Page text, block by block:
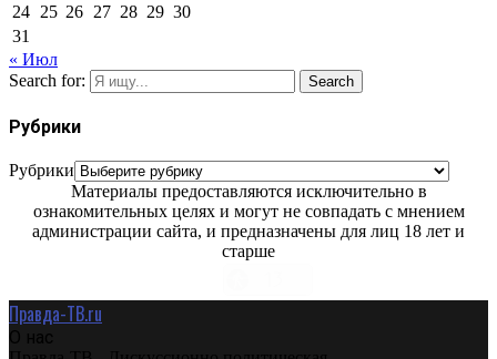
24 25 26 27 28 29 30
31
« Июл
Search for:
Search
Рубрики
Рубрики
Материалы предоставляются исключительно в
ознакомительных целях и могут не совпадать с мнением
администрации сайта, и предназначены для лиц 18 лет и
старше
Правда-ТВ.ru
О нас